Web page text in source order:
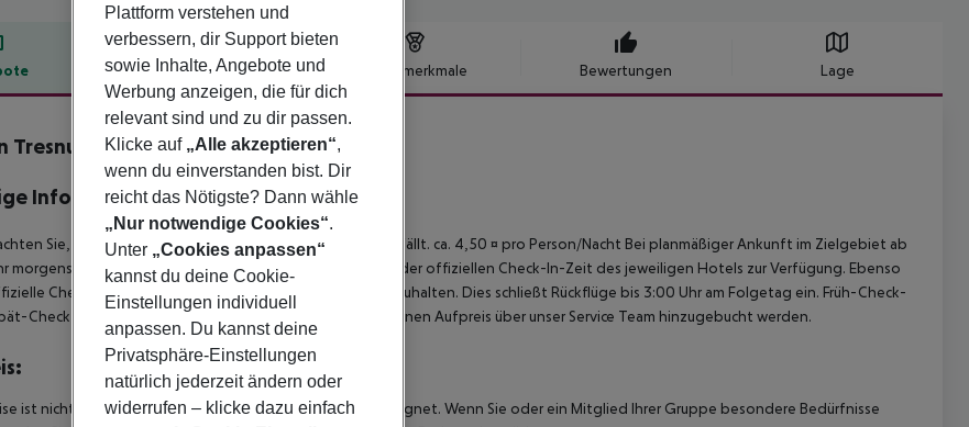
Hotelbeschreibung Hotelmerkmale Bewertungen Lage
Tresnuraghes
3
Informationen
Sie, dass vor Ort pro Person eine Touristensteuer anfällt. ca. 4,50 ¤ pro Person/Nacht Bei planmäßiger Ankunft im Zielgebiet ab
morgens steht das Hotelzimmer am Ankunftstag erst ab der offiziellen Check-In-Zeit des jeweiligen Hotels zur Verfügung. Ebenso
Check-Out-Zeit des Hotels am Tag der Abreise einzuhalten. Dies schließt Rückflüge bis 3:00 Uhr am Folgetag ein. Früh-Check-
Check-Out können je nach Verfügbarkeit und gegen einen Aufpreis über unser Service Team hinzugebucht werden.
ist nicht für Personen mit eingeschränkter Mobilität geeignet. Wenn Sie oder ein Mitglied Ihrer Gruppe besondere Bedürfnisse
Plattform verstehen und
verbessern, dir Support bieten
sowie Inhalte, Angebote und
Werbung anzeigen, die für dich
relevant sind und zu dir passen.
Klicke auf „Alle akzeptieren“,
wenn du einverstanden bist. Dir
reicht das Nötigste? Dann wähle
„Nur notwendige Cookies“.
Unter „Cookies anpassen“
kannst du deine Cookie-
Einstellungen individuell
anpassen. Du kannst deine
Privatsphäre-Einstellungen
natürlich jederzeit ändern oder
widerrufen – klicke dazu einfach